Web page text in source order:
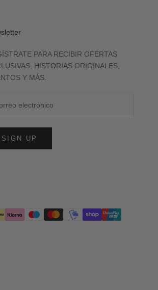
PARA RECIBIR OFERTAS
HISTORIAS ORIGINALES,
Y MÁS.
SIGN UP